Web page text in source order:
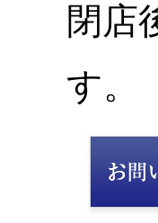
閉店
す。